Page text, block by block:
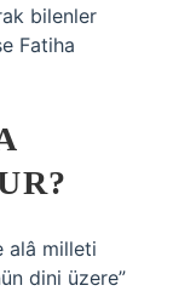
bilenler
Fatiha
alâ milleti
dini üzere”